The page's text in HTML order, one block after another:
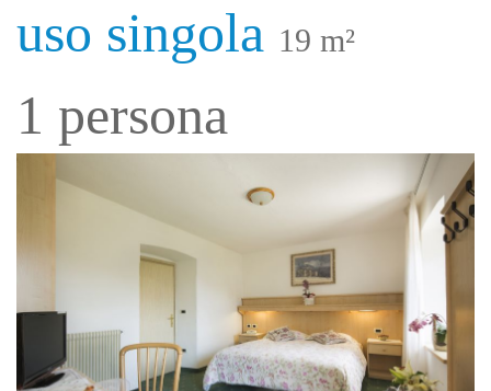
uso singola 19 m²
1 persona